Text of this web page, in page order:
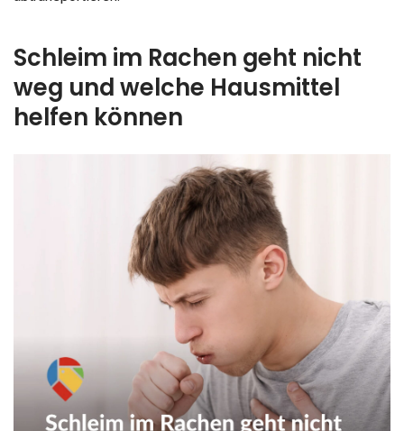
Schleim im Rachen geht nicht
weg und welche Hausmittel
helfen können